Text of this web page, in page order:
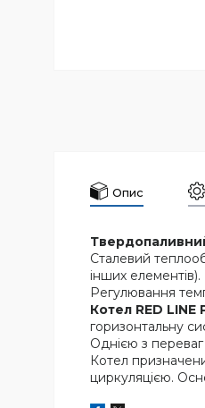
Опис
Сталевий
інших елементів).
Регулювання
Котел RED LINE
горизонтальну
Однією з
Котел
циркуляцією.